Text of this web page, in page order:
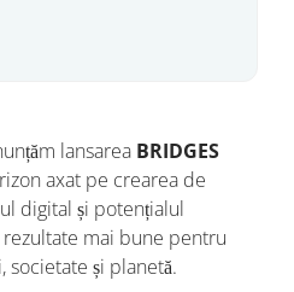
lansarea BRIDGES
axat pe crearea de
digital și potențialul
mai bune pentru
și planetă.